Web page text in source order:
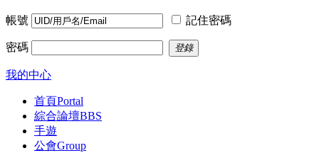
帳號 記住密碼
密碼 登錄
我的中心
首頁Portal
綜合論壇BBS
手遊
公會Group